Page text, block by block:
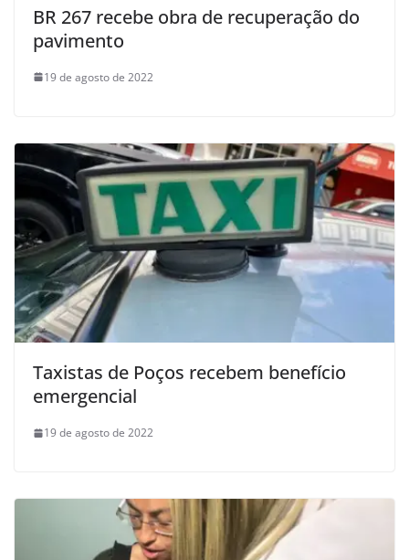
BR 267 recebe obra de recuperação do
pavimento
19 de agosto de 2022
Taxistas de Poços recebem benefício
emergencial
19 de agosto de 2022